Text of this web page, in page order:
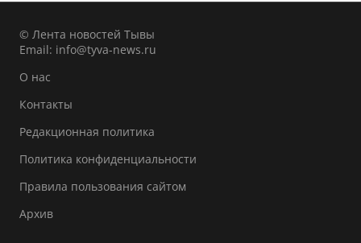
© Лента новостей Тывы
Email: info@tyva-news.ru
О нас
Контакты
Редакционная политика
Политика конфиденциальности
Правила пользования сайтом
Архив